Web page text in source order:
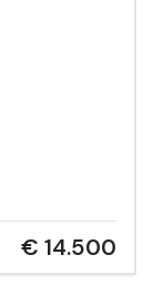
€ 14.500